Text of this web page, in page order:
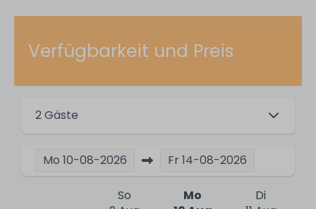
Aktivitäten
Water sports
Segeln
Bicycling
Swimming
Hiking
Verfügbarkeit und Preis
2 Gäste
Mo 10-08-2026 Fr 14-08-2026
So
Mo
Di